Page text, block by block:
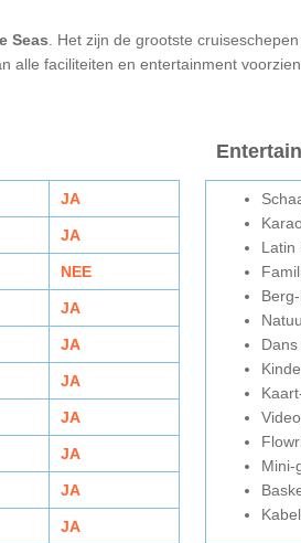
Seas . Het zijn de grootste
alle faciliteiten en entertainment
JA
JA
NEE
JA
JA
JA
JA
JA
JA
JA
Latin
Mini-